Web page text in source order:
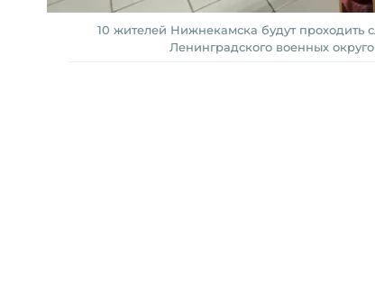
10 жителей Нижнекамска будут проходить
Ленинградского военных